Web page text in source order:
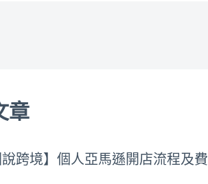
章
說跨境】個人亞馬遜開店流程及費